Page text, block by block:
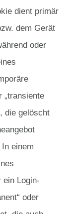
dient primär
dem Gerät
oder
„transiente
die gelöscht
einem
ein Login-
oder